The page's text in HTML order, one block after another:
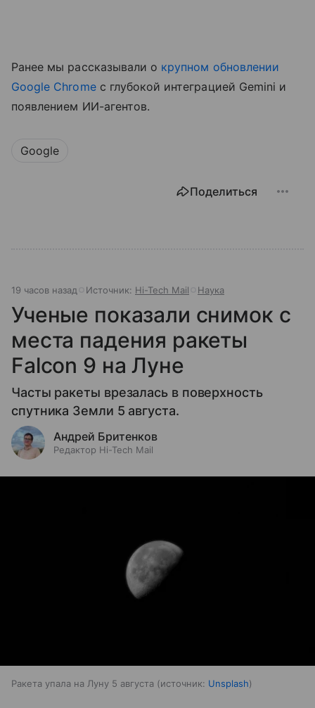
Ранее мы рассказывали о крупном обновлении
Google Chromeс глубокой интеграцией Gemini и
появлением ИИ-агентов.
Google
Поделиться
19 часов назад Источник: Hi-Tech Mail Наука
Ученые показали снимок с
места падения ракеты
Falcon 9 на Луне
Часты ракеты врезалась в поверхность
спутника Земли 5 августа.
Андрей Бритенков
Редактор Hi-Tech Mail
Ракета упала на Луну 5 августа источник: Unsplash